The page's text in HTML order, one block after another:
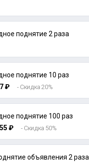
поднятие 2 раза
поднятие 10 раз
₽ - Скидка 20%
поднятие 100 раз
₽ - Скидка 50%
объявления 2 раза